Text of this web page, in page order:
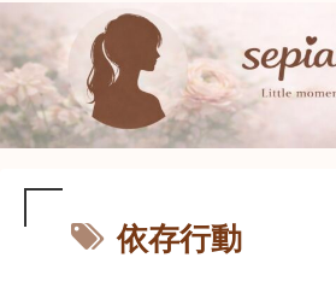
依存行動